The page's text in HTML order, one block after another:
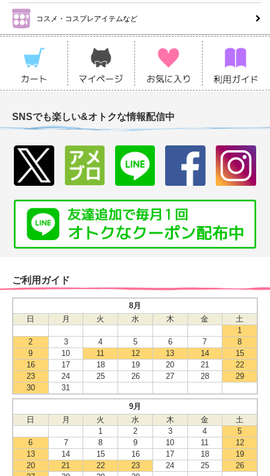
コスメ・コスプレアイテムなど
SNSでも楽しい&オトクな情報配信中
ご利用ガイド
8月
日
月 火 水 木 金
土
1
2
3 4 5 6 7
8
9
10 11 12 13 14
15
16
17 18 19 20 21
22
23
24 25 26 27 28
29
30
31
9月
日
月 火 水 木 金
土
1
2 3 4
5
6
7 8 9 10 11
12
13
14 15 16 17 18
19
20
21 22 23 24 25
26